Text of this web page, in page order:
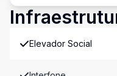
Elevador Social